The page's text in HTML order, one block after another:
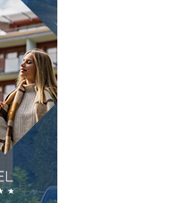
unui test
întregii situații
Tocmai această
ca instrument